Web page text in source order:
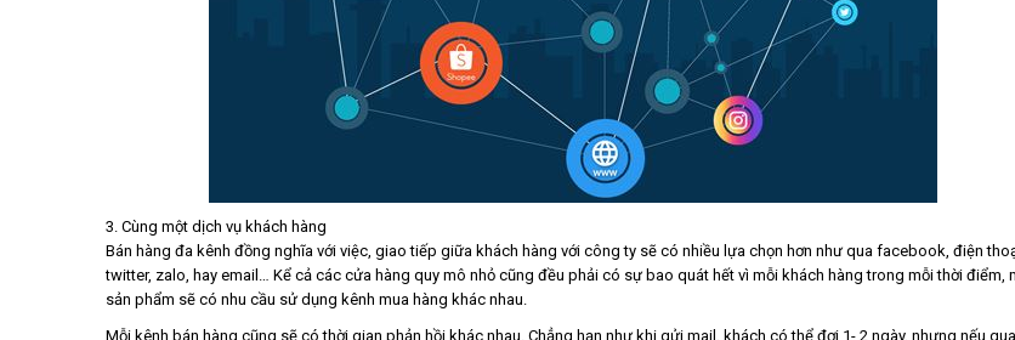
3. Cùng một dịch vụ khách hàng
Bán hàng đa kênh đồng nghĩa với việc, giao tiếp giữa khách hàng với công ty sẽ có nhiều lựa chọn hơn như qua facebook, điện
twitter, zalo, hay email… Kể cả các cửa hàng quy mô nhỏ cũng đều phải có sự bao quát hết vì mỗi khách hàng trong mỗi thời điểm,
sản phẩm sẽ có nhu cầu sử dụng kênh mua hàng khác nhau.
Mỗi kênh bán hàng cũng sẽ có thời gian phản hồi khác nhau. Chẳng hạn như khi gửi mail, khách có thể đợi 1- 2 ngày, nhưng nếu qua